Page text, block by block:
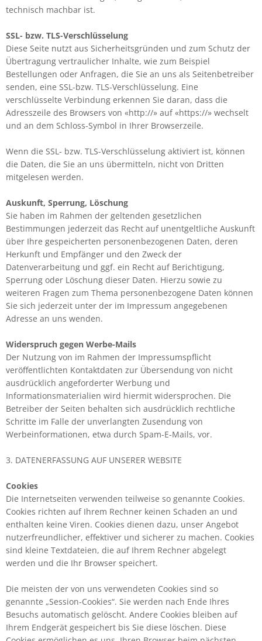
technisch machbar ist.
SSL- bzw. TLS-Verschlüsselung
Diese Seite nutzt aus Sicherheitsgründen und zum Schutz der
Übertragung vertraulicher Inhalte, wie zum Beispiel
Bestellungen oder Anfragen, die Sie an uns als Seitenbetreiber
senden, eine SSL-bzw. TLS-Verschlüsselung. Eine
verschlüsselte Verbindung erkennen Sie daran, dass die
Adresszeile des Browsers von «http://» auf «https://» wechselt
und an dem Schloss-Symbol in Ihrer Browserzeile.
Wenn die SSL- bzw. TLS-Verschlüsselung aktiviert ist, können
die Daten, die Sie an uns übermitteln, nicht von Dritten
mitgelesen werden.
Auskunft, Sperrung, Löschung
Sie haben im Rahmen der geltenden gesetzlichen
Bestimmungen jederzeit das Recht auf unentgeltliche Auskunft
über Ihre gespeicherten personenbezogenen Daten, deren
Herkunft und Empfänger und den Zweck der
Datenverarbeitung und ggf. ein Recht auf Berichtigung,
Sperrung oder Löschung dieser Daten. Hierzu sowie zu
weiteren Fragen zum Thema personenbezogene Daten können
Sie sich jederzeit unter der im Impressum angegebenen
Adresse an uns wenden.
Widerspruch gegen Werbe-Mails
Der Nutzung von im Rahmen der Impressumspflicht
veröffentlichten Kontaktdaten zur Übersendung von nicht
ausdrücklich angeforderter Werbung und
Informationsmaterialien wird hiermit widersprochen. Die
Betreiber der Seiten behalten sich ausdrücklich rechtliche
Schritte im Falle der unverlangten Zusendung von
Werbeinformationen, etwa durch Spam-E-Mails, vor.
3. DATENERFASSUNG AUF UNSERER WEBSITE
Cookies
Die Internetseiten verwenden teilweise so genannte Cookies.
Cookies richten auf Ihrem Rechner keinen Schaden an und
enthalten keine Viren. Cookies dienen dazu, unser Angebot
nutzerfreundlicher, effektiver und sicherer zu machen. Cookies
sind kleine Textdateien, die auf Ihrem Rechner abgelegt
werden und die Ihr Browser speichert.
Die meisten der von uns verwendeten Cookies sind so
genannte „Session-Cookies“. Sie werden nach Ende Ihres
Besuchs automatisch gelöscht. Andere Cookies bleiben auf
Ihrem Endgerät gespeichert bis Sie diese löschen. Diese